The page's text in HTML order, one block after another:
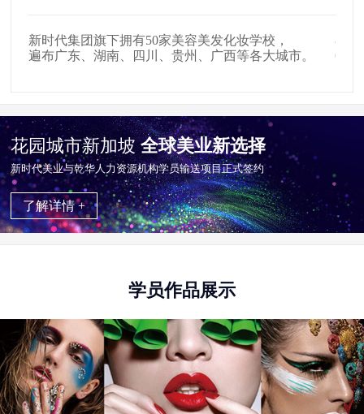
新时代集团旗下拥有50家美容美发化妆学校，
遍布广东、湖南、四川、贵州、广西等各大城市。
在全
654
花园城市新加坡全球美业新选择
新时代美业与乾华⼈⼒资源机构学员输送项目正式签约
了解详情 +
学员作品展示